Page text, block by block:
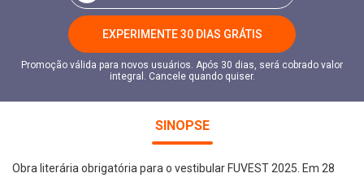
EXPERIMENTE 30 DIAS GRÁTIS
Promoção válida para novos usuários. Após 30 dias, será cobrado valor
integral. Cancele quando quiser.
SINOPSE
Obra literária obrigatória para o vestibular FUVEST 2025. Em 28